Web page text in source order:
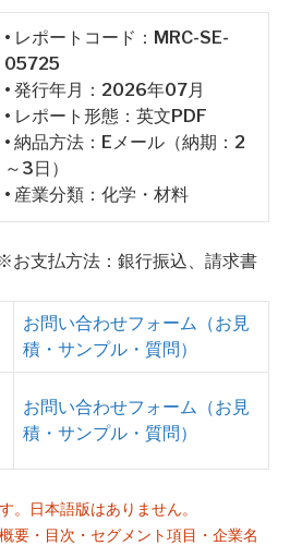
• レポートコード：MRC-SE-
05725
• 発行年月：2026年07月
• レポート形態：英文PDF
• 納品方法：Eメール（納期：2
～3日）
• 産業分類：化学・材料
お支払方法：銀行振込、請求書
お問い合わせフォーム（お見
積・サンプル・質問）
お問い合わせフォーム（お見
積・サンプル・質問）
。日本語版はありません。
要・目次・セグメント項目・企業名